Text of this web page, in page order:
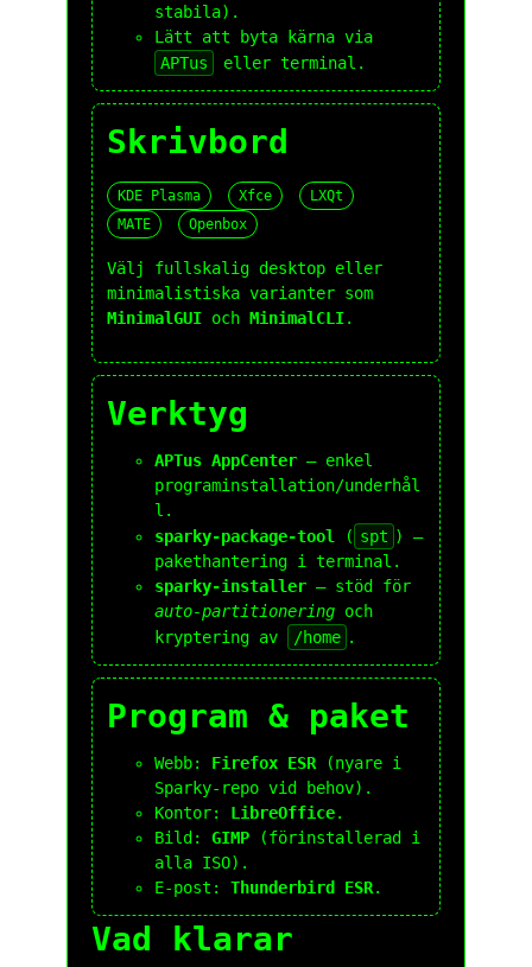
stabila).
Lätt att byta kärna via
APTus
eller terminal.
Skrivbord
KDE Plasma Xfce
LXQt
MATE
Openbox
Välj fullskalig desktop eller
minimalistiska varianter som
MinimalGUI och MinimalCLI.
Verktyg
APTus AppCenter – enkel
programinstallation/underhål
l.
sparky-package-tool
( spt ) –
pakethantering i terminal.
sparky-installer – stöd för
auto-partitionering och
kryptering av
/home .
Program & paket
Webb: Firefox ESR (nyare i
Sparky-repo vid behov).
Kontor: LibreOffice.
Bild: GIMP (förinstallerad i
alla ISO).
E-post: Thunderbird ESR.
Vad klarar